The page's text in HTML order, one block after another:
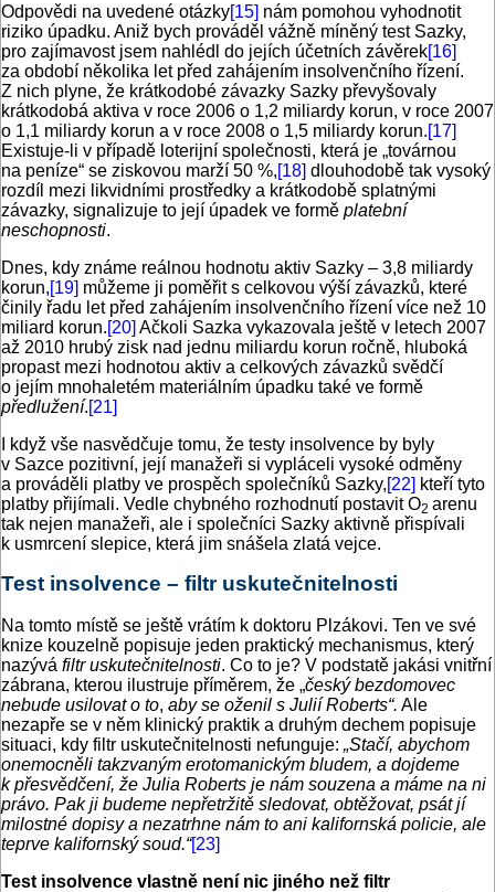
Odpovědi na uvedené otázky[15] nám pomohou vyhodnotit
riziko úpadku. Aniž bych prováděl vážně míněný test Sazky,
pro zajímavost jsem nahlédl do jejích účetních závěrek[16]
za období několika let před zahájením insolvenčního řízení.
Z nich plyne, že krátkodobé závazky Sazky převyšovaly
krátkodobá aktiva v roce 2006 o 1,2 miliardy korun, v roce 2007
o 1,1 miliardy korun a v roce 2008 o 1,5 miliardy korun.[17]
Existuje-li v případě loterijní společnosti, která je „továrnou
na peníze“ se ziskovou marží 50 %,[18] dlouhodobě tak vysoký
rozdíl mezi likvidními prostředky a krátkodobě splatnými
závazky, signalizuje to její úpadek ve formě platební
neschopnosti.
Dnes, kdy známe reálnou hodnotu aktiv Sazky – 3,8 miliardy
korun,[19] můžeme ji poměřit s celkovou výší závazků, které
činily řadu let před zahájením insolvenčního řízení více než 10
miliard korun.[20] Ačkoli Sazka vykazovala ještě v letech 2007
až 2010 hrubý zisk nad jednu miliardu korun ročně, hluboká
propast mezi hodnotou aktiv a celkových závazků svědčí
o jejím mnohaletém materiálním úpadku také ve formě
předlužení.[21]
I když vše nasvědčuje tomu, že testy insolvence by byly
v Sazce pozitivní, její manažeři si vypláceli vysoké odměny
a prováděli platby ve prospěch společníků Sazky,[22] kteří tyto
platby přijímali. Vedle chybného rozhodnutí postavit O2 arenu
tak nejen manažeři, ale i společníci Sazky aktivně přispívali
k usmrcení slepice, která jim snášela zlatá vejce.
Test insolvence – filtr uskutečnitelnosti
Na tomto místě se ještě vrátím k doktoru Plzákovi. Ten ve své
knize kouzelně popisuje jeden praktický mechanismus, který
nazývá filtr uskutečnitelnosti. Co to je? V podstatě jakási vnitřní
zábrana, kterou ilustruje příměrem, že „český bezdomovec
nebude usilovat o to, aby se oženil s Julií Roberts“. Ale
nezapře se v něm klinický praktik a druhým dechem popisuje
situaci, kdy filtr uskutečnitelnosti nefunguje: „Stačí, abychom
onemocněli takzvaným erotomanickým bludem, a dojdeme
k přesvědčení, že Julia Roberts je nám souzena a máme na ni
právo. Pak ji budeme nepřetržitě sledovat, obtěžovat, psát jí
milostné dopisy a nezatrhne nám to ani kalifornská policie, ale
teprve kalifornský soud.“[23]
Test insolvence vlastně není nic jiného než filtr